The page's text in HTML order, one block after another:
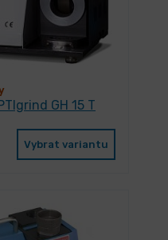
GH 15 T
Vybrat variantu